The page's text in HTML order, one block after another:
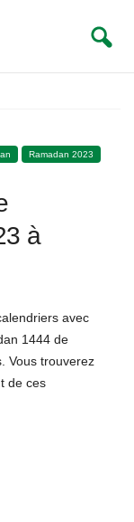
a
Ramadan 2023
à
avec
1444 de
Vous trouverez
de ces